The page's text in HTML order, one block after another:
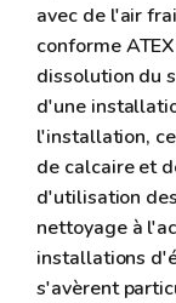
avec de l'air
conforme
dissolution du
d'une
l'installation,
de calcaire et
d'utilisation
nettoyage à
installations
s'avèrent